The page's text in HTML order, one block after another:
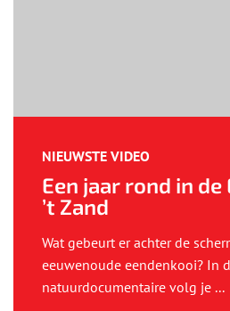
NIEUWSTE VIDEO
Een jaar rond in de
’t Zand
Wat gebeurt er achter de
eeuwenoude eendenkooi? In
natuurdocumentaire volg je ...